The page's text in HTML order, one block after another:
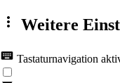
Weitere
Tastaturnavigation